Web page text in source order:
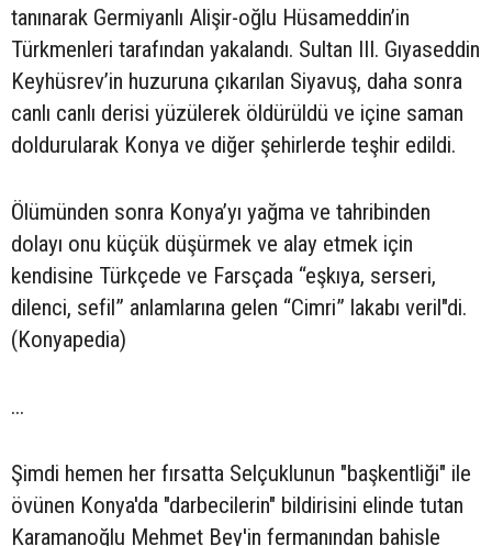
tanınarak Germiyanlı Alişir-oğlu Hüsameddin’in
Türkmenleri tarafından yakalandı. Sultan III. Gıyaseddin
Keyhüsrev’in huzuruna çıkarılan Siyavuş, daha sonra
canlı canlı derisi yüzülerek öldürüldü ve içine saman
doldurularak Konya ve diğer şehirlerde teşhir edildi.
Ölümünden sonra Konya’yı yağma ve tahribinden
dolayı onu küçük düşürmek ve alay etmek için
kendisine Türkçede ve Farsçada “eşkıya, serseri,
dilenci, sefil” anlamlarına gelen “Cimri” lakabı veril"di.
(Konyapedia)
...
Şimdi hemen her fırsatta Selçuklunun "başkentliği" ile
övünen Konya'da "darbecilerin" bildirisini elinde tutan
Karamanoğlu Mehmet Bey'in fermanından bahisle